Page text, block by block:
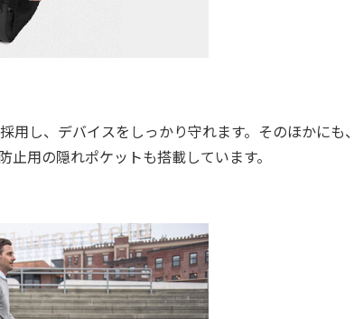
用し、デバイスをしっかり守れます。そのほかにも
用の隠れポケットも搭載しています。